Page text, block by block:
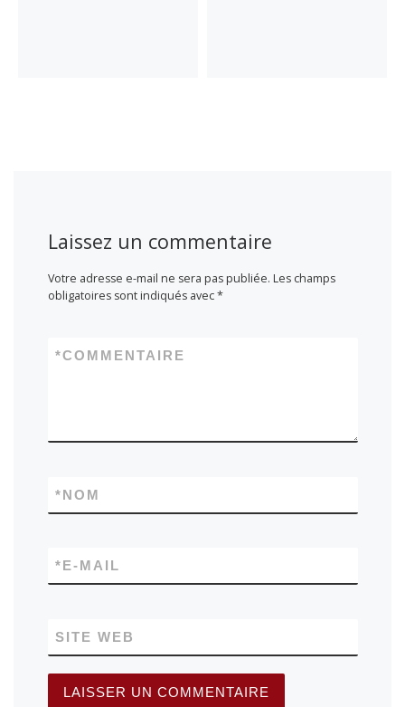
Laissez un commentaire
Votre adresse e-mail ne sera pas publiée. Les champs
obligatoires sont indiqués avec*
COMMENTAIRE
*
NOM
*
E-MAIL
*
SITE WEB